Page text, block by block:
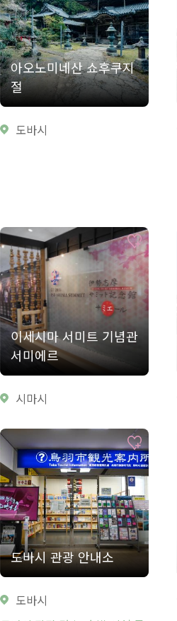
아오노미네산 쇼후쿠지
절
도바시
이세시마 서미트 기념관
서미에르
시마시
도바시 관광 안내소
도바시